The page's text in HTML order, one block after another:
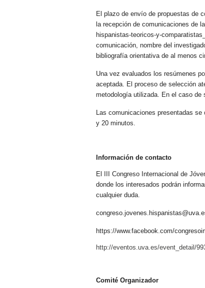
El plazo de envío de propuestas de
la recepción de comunicaciones de
hispanistas-teoricos-y-
comunicación, nombre del
bibliografía orientativa de al menos
Una vez evaluados los resúmenes
aceptada. El proceso de selección
metodología utilizada. En el caso de
Las comunicaciones presentadas
y 20 minutos.
Información de contacto
El III Congreso Internacional de
donde los interesados podrán
cualquier duda.
https://www.facebook.com/
http://eventos.uva.es/event_detail/
Comité Organizador